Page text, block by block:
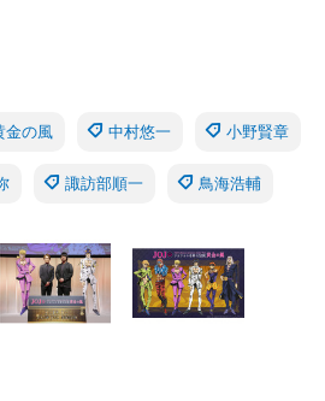
金の風 中村悠一 小野賢章
諏訪部順一 鳥海浩輔